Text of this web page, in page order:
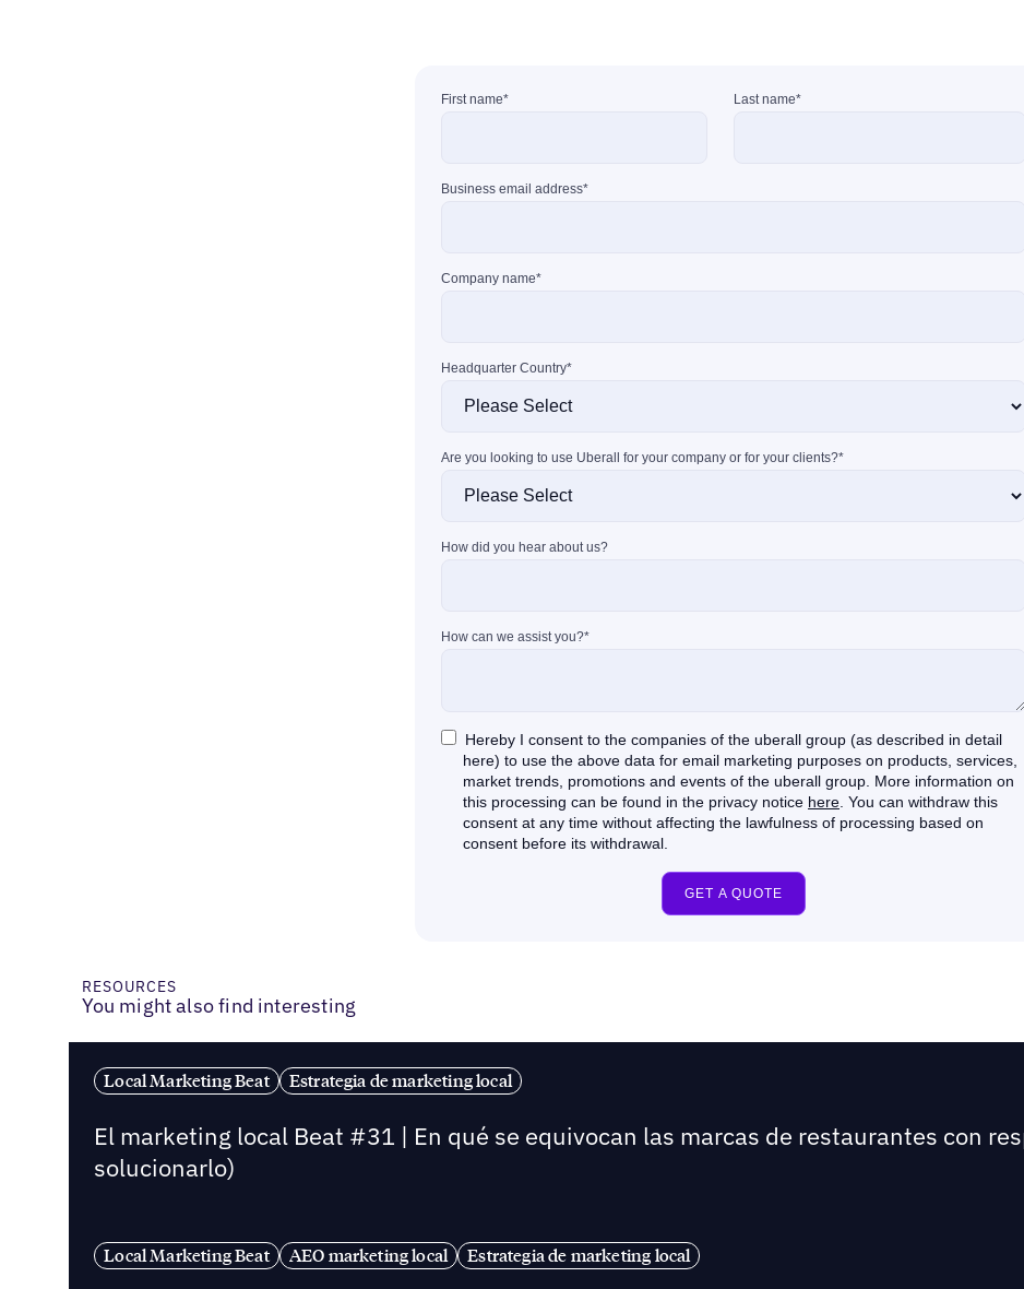
RESOURCES
You might also find interesting
Local Marketing Beat Estrategia de marketing local
El marketing local Beat #31 | En qué se equivocan las marcas de restaurantes con
solucionarlo)
Local Marketing Beat AEO marketing local Estrategia de marketing local